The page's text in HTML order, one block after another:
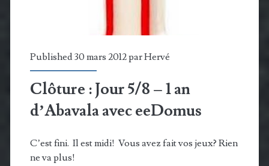
Published 30 mars 2012 parHervé
Clôture : Jour 5/8 – 1 an
d’Abavala avec eeDomus
C’est fini. Il est midi! Vous avez fait vos jeux? Rien
ne va plus!